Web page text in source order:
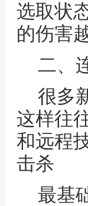
选取状
的伤害
二、
很多
这样往
和远程
击杀
最基